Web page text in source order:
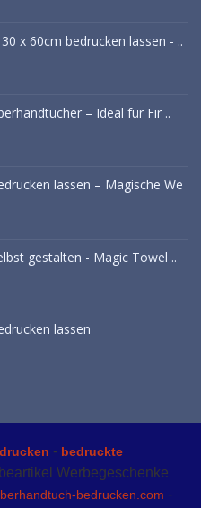
x 60cm bedrucken lassen - ..
– Ideal für Fir ..
lassen – Magische We
gestalten - Magic Towel ..
lassen
- bedruckte
Werbegeschenke
bedrucken.com -